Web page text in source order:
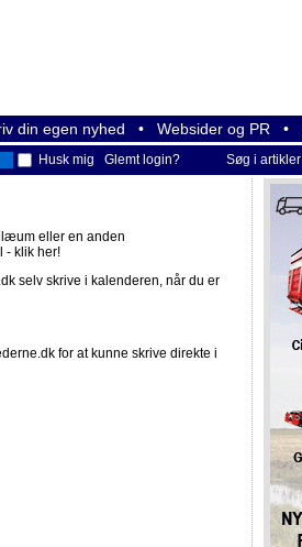
din egen nyhed • Websider og PR •
Husk mig Glemt login? Søg i artikler
eller en anden
- klik her!
selv skrive i kalenderen, når du er
for at kunne skrive direkte i